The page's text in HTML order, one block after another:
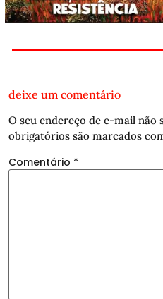
deixe um comentário
O seu endereço de e-mail não
obrigatórios são marcados
Comentário *